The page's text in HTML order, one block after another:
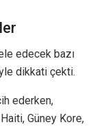
edecek bazı
dikkati çekti.
ederken,
Güney Kore,